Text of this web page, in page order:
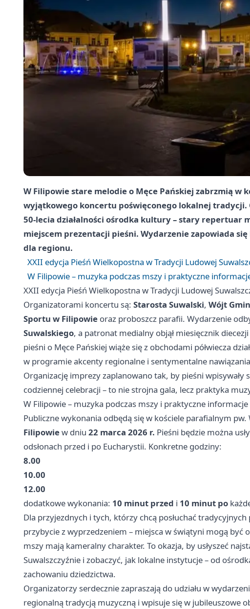
W Filipowiestare melodie o Męce Pańskiej zabrzmią w
wyjątkowego koncertu poświęconego lokalnej tradycji.
50-lecia działalności ośrodka kultury – stary repertuar
miejscem prezentacji pieśni. Wydarzenie zapowiada
dla regionu.
XXII edycja Pieśń Wielkopostna w Tradycji Ludowej
W Filipowie – muzyka podczas mszy i praktyczne
XXII edycja Pieśń Wielkopostna w Tradycji Ludowej
Organizatorami koncertu są: Starosta Suwalski, Wójt
Sportu w Filipowie oraz proboszcz parafii. Wydarzenie
Suwalskiego, a patronat medialny objął miesięcznik diecezji
pieśni o Męce Pańskiej wiąże się z obchodami półwiecza
w programie akcenty regionalne i sentymentalne
Organizację imprezy zaplanowano tak, by pieśni
codziennej celebracji – to nie strojna gala, lecz praktyka
W Filipowie – muzyka podczas mszy i praktyczne
Publiczne wykonania odbędą się w kościele parafialnym
Filipowiew dniu 22 marca 2026 r. Pieśni będzie można
odsłonach przed i po Eucharystii. Konkretne godziny:
8.00
10.00
12.00
dodatkowe wykonania: 10 minut przed i 10 minut po
Dla przyjezdnych i tych, którzy chcą posłuchać
przybycie z wyprzedzeniem – miejsca w świątyni mogą być
mszy mają kameralny charakter. To okazja, by usłyszeć
Suwalszczyźnie i zobaczyć, jak lokalne instytucje – od
zachowaniu dziedzictwa.
Organizatorzy serdecznie zapraszają do udziału w
regionalną tradycją muzyczną i wpisuje się w jubileuszowe